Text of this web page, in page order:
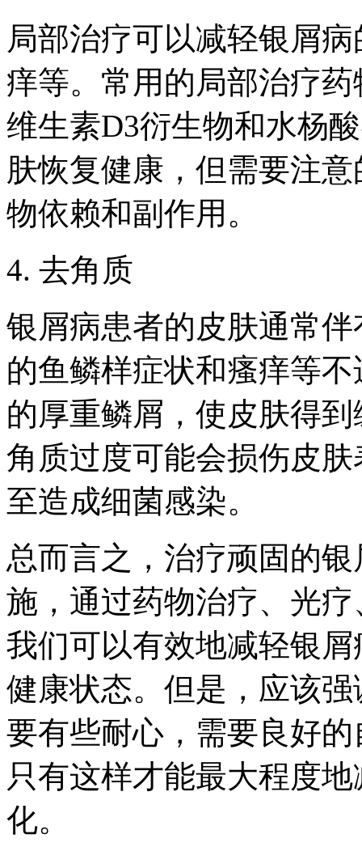
局部治疗可以减轻银屑
痒等。常用的局部治疗
维生素D3衍生物和水杨
肤恢复健康，但需要注
物依赖和副作用。
4. 去角质
银屑病患者的皮肤通常
的鱼鳞样症状和瘙痒等
的厚重鳞屑，使皮肤得
角质过度可能会损伤皮
至造成细菌感染。
总而言之，治疗顽固的
施，通过药物治疗、光
我们可以有效地减轻银
健康状态。但是，应该
要有些耐心，需要良好
只有这样才能最大程度
化。